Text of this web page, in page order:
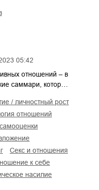
05:42
отношений – в
саммари, котор…
/ личностный рост
отношений
секс и отношения
к себе
насилие